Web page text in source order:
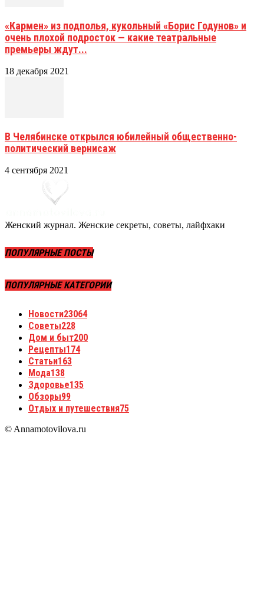
«Кармен» из подполья, кукольный «Борис Годунов» и
очень плохой подросток — какие театральные
премьеры ждут...
18 декабря 2021
В Челябинске открылся юбилейный общественно-
политический вернисаж
4 сентября 2021
Женский журнал. Женские секреты, советы, лайфхаки
ПОПУЛЯРНЫЕ ПОСТЫ
ПОПУЛЯРНЫЕ КАТЕГОРИИ
Новости23064
Советы228
Дом и быт200
Рецепты174
Статьи163
Мода138
Здоровье135
Обзоры99
Отдых и путешествия75
© Annamotovilova.ru